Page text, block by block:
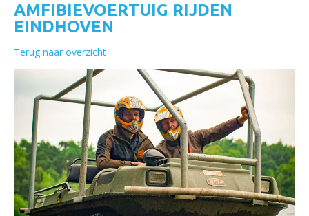
AMFIBIEVOERTUIG RIJDEN
EINDHOVEN
Terug naar overzicht